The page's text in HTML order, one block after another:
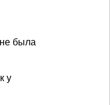
была
у